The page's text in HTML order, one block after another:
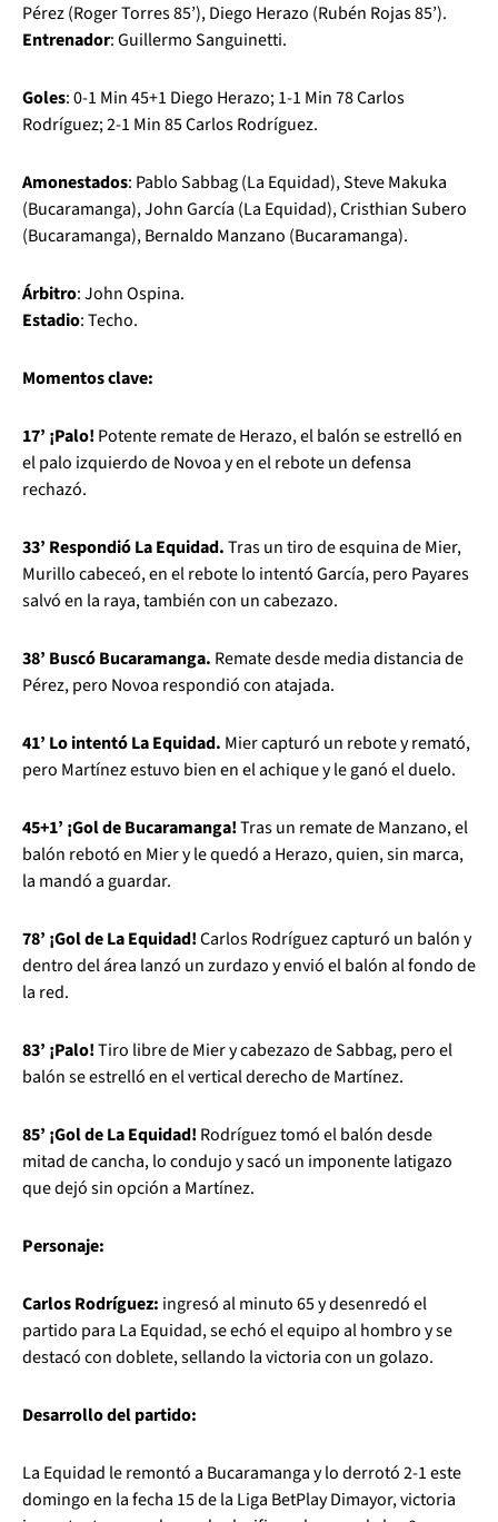
Pérez (Roger Torres 85’), Diego Herazo (Rubén Rojas 85’).
Entrenador: Guillermo Sanguinetti.
Goles: 0-1 Min 45+1 Diego Herazo; 1-1 Min 78 Carlos
Rodríguez; 2-1 Min 85 Carlos Rodríguez.
Amonestados: Pablo Sabbag (La Equidad), Steve Makuka
(Bucaramanga), John García (La Equidad), Cristhian Subero
(Bucaramanga), Bernaldo Manzano (Bucaramanga).
Árbitro: John Ospina.
Estadio: Techo.
Momentos clave:
17’ ¡Palo! Potente remate de Herazo, el balón se estrelló en
el palo izquierdo de Novoa y en el rebote un defensa
rechazó.
33’ Respondió La Equidad.Tras un tiro de esquina de Mier,
Murillo cabeceó, en el rebote lo intentó García, pero Payares
salvó en la raya, también con un cabezazo.
38’ Buscó Bucaramanga. Remate desde media distancia de
Pérez, pero Novoa respondió con atajada.
41’ Lo intentó La Equidad. Mier capturó un rebote y remató,
pero Martínez estuvo bien en el achique y le ganó el duelo.
45+1’ ¡Gol de Bucaramanga!Tras un remate de Manzano, el
balón rebotó en Mier y le quedó a Herazo, quien, sin marca,
la mandó a guardar.
78’ ¡Gol de La Equidad!Carlos Rodríguez capturó un balón y
dentro del área lanzó un zurdazo y envió el balón al fondo de
la red.
83’ ¡Palo!Tiro libre de Mier y cabezazo de Sabbag, pero el
balón se estrelló en el vertical derecho de Martínez.
85’ ¡Gol de La Equidad! Rodríguez tomó el balón desde
mitad de cancha, lo condujo y sacó un imponente latigazo
que dejó sin opción a Martínez.
Personaje:
Carlos Rodríguez: ingresó al minuto 65 y desenredó el
partido para La Equidad, se echó el equipo al hombro y se
destacó con doblete, sellando la victoria con un golazo.
Desarrollo del partido:
La Equidad le remontó a Bucaramanga y lo derrotó 2-1 este
domingo en la fecha 15 de la Liga BetPlay Dimayor, victoria